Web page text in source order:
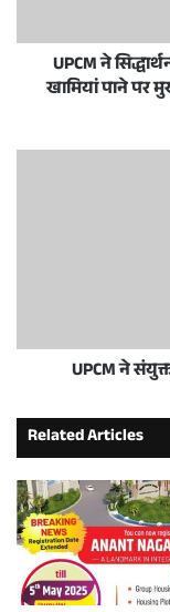
UPCM ने
खामियां पाने पर
UPCM ने
Related Articles